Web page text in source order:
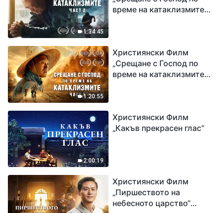
1:34:45
време на катаклизмите“
1:20:55
Християнски Филм
„Срещане с Господ по
време на катаклизмите“
2:00:19
Християнски Филм
„Какъв прекрасен глас“
Християнски Филм
„Пиршеството на
небесното царство“